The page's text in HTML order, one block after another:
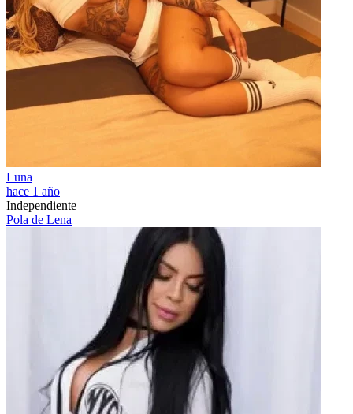
Luna
hace 1 año
Independiente
Pola de Lena